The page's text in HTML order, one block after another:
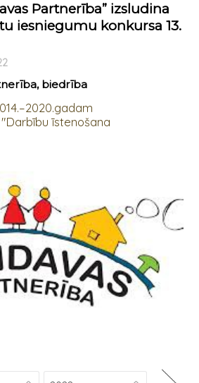
Partnerība” izsludina
iesniegumu konkursa 13.
biedrība
īstenošana